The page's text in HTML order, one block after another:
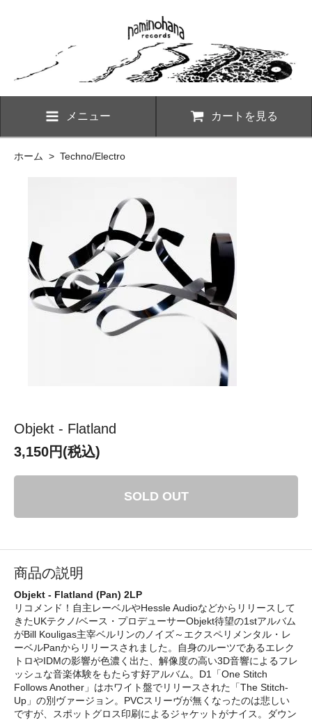
メニュー カートを見る
ホーム > Techno/Electro
Objekt - Flatland
3,150円(税込)
SOLD OUT
商品の説明
Objekt - Flatland (Pan) 2LP
リコメンド！自主レーベルやHessle Audioなどからリリースして
きたUKテクノ/ベース・プロデューサーObjekt待望の1stアルバム
がBill Kouligas主宰ベルリンのノイズ～エクスペリメンタル・レ
ーベルPanからリリースされました。自身のルーツであるエレク
トロやIDMの影響が色濃く出た、解像度の高い3D音響によるフレ
ッシュな音楽体験をもたらす好アルバム。D1「One Stitch
Follows Another」はホワイト盤でリリースされた「The Stitch-
Up」の別ヴァージョン。PVCスリーヴが無くなったのは悲しい
ですが、スポットグロス印刷によるジャケットがナイス。ダウン